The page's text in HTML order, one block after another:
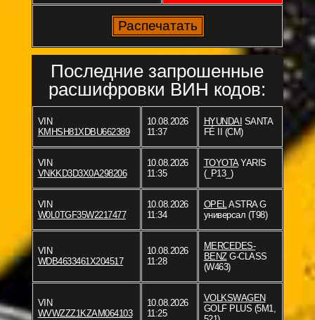
Последние запрошенные
расшифровки ВИН кодов:
VIN
KMHSH81XDBU662389
10.08.2026
11:37
HYUNDAI SANTA
FÉ II (CM)
VIN
VNKKD3D3X0A298206
10.08.2026
11:35
TOYOTAYARIS
(_P13_)
VIN
W0L0TGF35W2217477
10.08.2026
11:34
OPELASTRA G
универсал (T98)
VIN
WDB4633461X204517
10.08.2026
11:28
MERCEDES-
BENZG-CLASS
(W463)
VIN
WVWZZZ1KZAM064103
10.08.2026
11:25
VOLKSWAGEN
GOLF PLUS (5M1,